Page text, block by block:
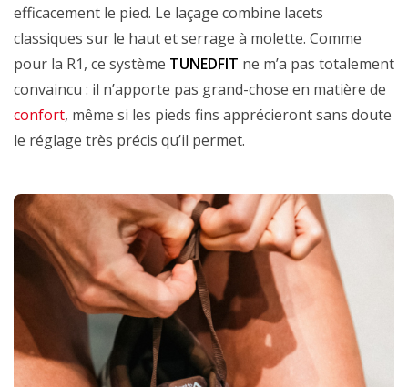
efficacement le pied. Le laçage combine lacets
classiques sur le haut et serrage à molette. Comme
pour la R1, ce système TUNEDFIT ne m’a pas totalement
convaincu : il n’apporte pas grand-chose en matière de
confort, même si les pieds fins apprécieront sans doute
le réglage très précis qu’il permet.